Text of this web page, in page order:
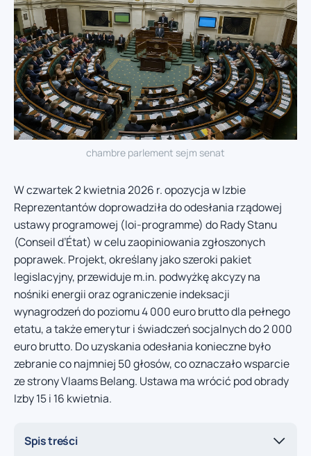
chambre parlement sejm senat
W czwartek 2 kwietnia 2026 r. opozycja w Izbie
Reprezentantów doprowadziła do odesłania rządowej
ustawy programowej (loi-programme) do Rady Stanu
(Conseil d’État) w celu zaopiniowania zgłoszonych
poprawek. Projekt, określany jako szeroki pakiet
legislacyjny, przewiduje m.in. podwyżkę akcyzy na
nośniki energii oraz ograniczenie indeksacji
wynagrodzeń do poziomu 4 000 euro brutto dla pełnego
etatu, a także emerytur i świadczeń socjalnych do 2 000
euro brutto. Do uzyskania odesłania konieczne było
zebranie co najmniej 50 głosów, co oznaczało wsparcie
ze strony Vlaams Belang. Ustawa ma wrócić pod obrady
Izby 15 i 16 kwietnia.
Spis treści